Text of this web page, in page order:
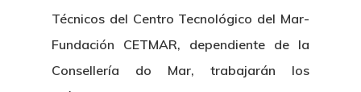
Técnicos del Centro Tecnológico del Mar-
Fundación CETMAR, dependiente de la
Consellería do Mar, trabajarán los